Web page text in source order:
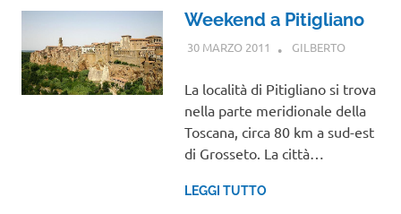
Weekend a Pitigliano
30 MARZO 2011 GILBERTOTOSCANA
La località di Pitigliano si trova
nella parte meridionale della
Toscana, circa 80 km a sud-est
di Grosseto. La città…
LEGGI TUTTO